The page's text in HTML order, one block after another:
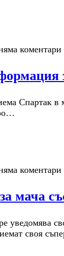
коментари
Спартак в
коментари
мача
своя